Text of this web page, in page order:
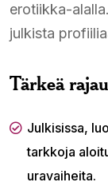
erotiikka-
julkista
Tärkeä
Julkisissa,
tarkkoja
uravaiheita.